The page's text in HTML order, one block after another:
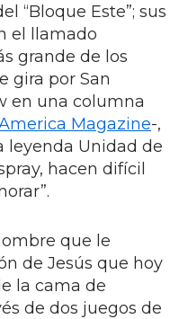
“Bloque Este”; sus
el llamado
grande de los
gira por San
en una columna
Magazine-,
leyenda Unidad de
hacen difícil
que le
de Jesús que hoy
la cama de
de dos juegos de